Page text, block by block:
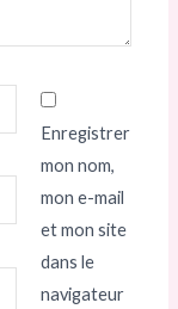
Enregistrer
mon nom,
mon e-mail
et mon site
dans le
navigateur